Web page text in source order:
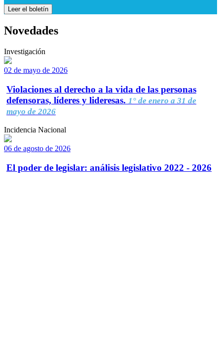
Leer el boletín
Novedades
Investigación
02 de mayo de 2026
Violaciones al derecho a la vida de las personas
defensoras, líderes y lideresas. 1° de enero a 31 de
mayo de 2026
Incidencia Nacional
06 de agosto de 2026
El poder de legislar: análisis legislativo 2022 - 2026